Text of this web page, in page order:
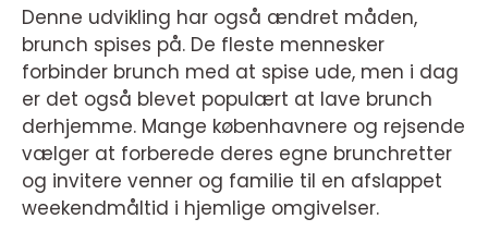
Denne udvikling har også ændret måden,
brunch spises på. De fleste mennesker
forbinder brunch med at spise ude, men i dag
er det også blevet populært at lave brunch
derhjemme. Mange københavnere og rejsende
vælger at forberede deres egne brunchretter
og invitere venner og familie til en afslappet
weekendmåltid i hjemlige omgivelser.